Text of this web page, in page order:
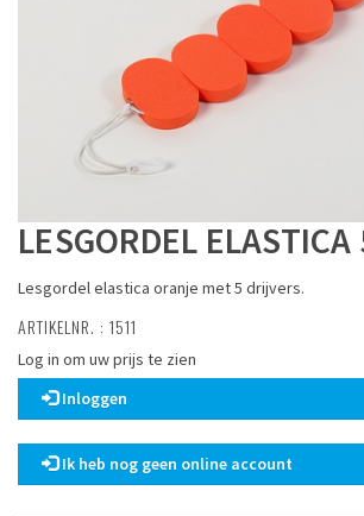
LESGORDEL ELASTICA
Lesgordel elastica oranje met 5 drijvers.
ARTIKELNR. : 1511
Log in om uw prijs te zien
Inloggen
Ik heb nog geen online account